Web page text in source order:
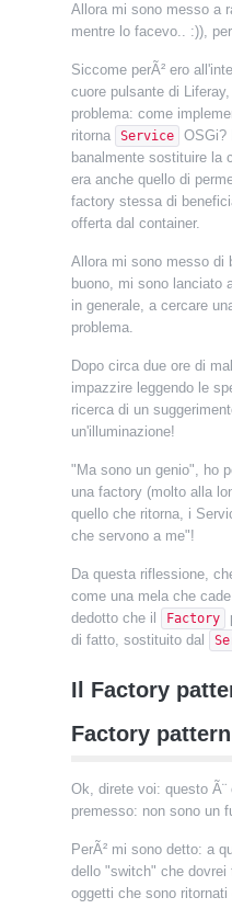
Allora mi sono messo a
mentre lo facevo.. :)),
Siccome perÃ² ero
cuore pulsante di
problema: come
ritorna
Service
OSGi?
banalmente sostituire la
era anche quello di
factory stessa di
offerta dal container.
Allora mi sono messo di
buono, mi sono lanciato
in generale, a cercare
problema.
Dopo circa due ore di
impazzire leggendo le
ricerca di un
un'illuminazione!
"Ma sono un genio", ho
una factory (molto alla
quello che ritorna, i
che servono a me"!
Da questa riflessione,
come una mela che
dedotto che il
Factory
di fatto, sostituito dal
Il Factory
Factory
Ok, direte voi: questo
premesso: non sono un
PerÃ² mi sono detto: a
dello "switch" che dovrei
oggetti che sono ritornati